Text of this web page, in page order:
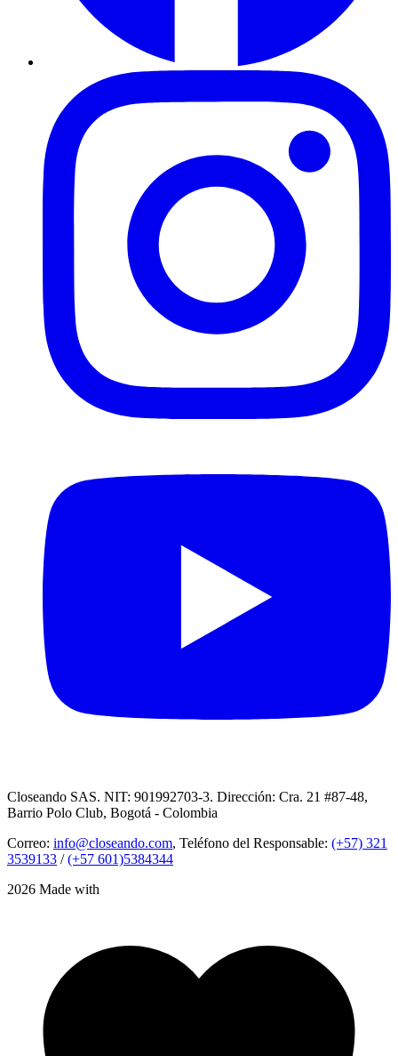
Closeando SAS. NIT: 901992703-3. Dirección: Cra. 21 #87-48,
Barrio Polo Club, Bogotá - Colombia
Correo: info@closeando.com, Teléfono del Responsable: (+57) 321
3539133 /(+57 601)5384344
2026 Made with